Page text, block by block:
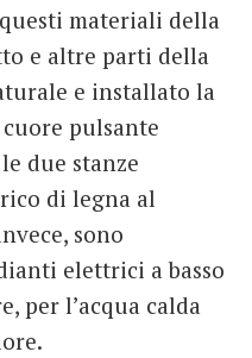
materiali della
e altre parti della
e installato la
pulsante
due stanze
di legna al
sono
elettrici a basso
per l’acqua calda